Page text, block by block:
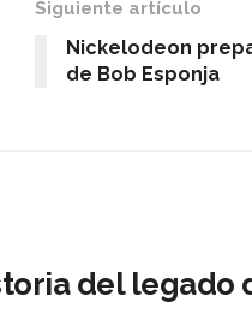
Siguiente artículo
Nickelodeon
de Bob Esponja
del legado